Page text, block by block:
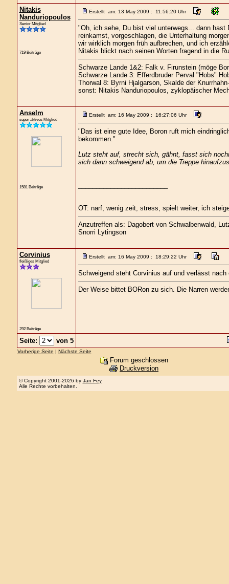
Nitakis
Nanduriopoulos
Senior Mitglied
719 Beiträge
Erstellt am: 13 May 2009 : 11:56:20 Uhr
"Oh, ich sehe, Du bist viel unterwegs... dann hast
reinkamst, vorgeschlagen, die Unterhaltung
wir wirklich morgen früh aufbrechen, und ich
Nitakis blickt nach seinen Worten fragend in die
Schwarze Lande 1&2: Falk v. Firunstein (möge
Schwarze Lande 3: Efferdbruder Perval "Hobs"
Thorwal 8: Byrni Hjalgarson, Skalde der
sonst: Nitakis Nanduriopoulos, zyklopäischer
Anselm
super aktives Mitglied
1581 Beiträge
Erstellt am: 16 May 2009 : 16:27:06 Uhr
"Das ist eine gute Idee, Boron ruft mich
bekommen."
Lutz steht auf, strecht sich, gähnt, fasst sich
sich dann schweigend ab, um die Treppe
OT: narf, wenig zeit, stress, spielt weiter, ich
Anzutreffen als: Dagobert von Schwalbenwald,
Snorri Lytingson
Corvinius
fleißiges Mitglied
292 Beiträge
Erstellt am: 16 May 2009 : 18:29:22 Uhr
Schweigend steht Corvinius auf und verlässt
Der Weise bittet BORon zu sich. Die Narren
Seite: von 5
Vorherige Seite | Nächste Seite
Forum geschlossen
Druckversion
© Copyright 2001-2026 by Jan Fey
Alle Rechte vorbehalten.